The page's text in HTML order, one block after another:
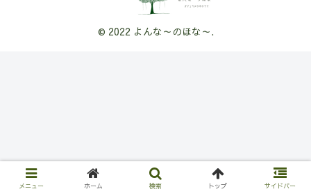
© 2022 よんな～のほな～.
メニュー ホーム 検索 トップ サイドバー